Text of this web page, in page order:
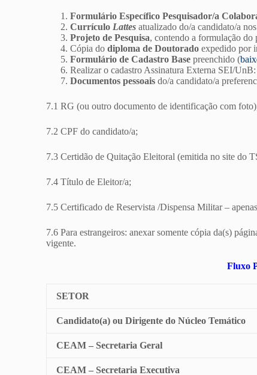
Formulário Específico Pesquisador/a
Currículo Lattes atualizado do/a candidato/a
Projeto de Pesquisa, contendo a formulação
Cópia dodiploma de Doutorado expedido por
Formulário de Cadastro Base preenchido (
Realizar o cadastro Assinatura Externa SEI/
Documentos pessoais do/a candidato/a
7.1 RG (ou outro documento de identificação com
7.2 CPF do candidato/a;
7.3 Certidão de Quitação Eleitoral (emitida no site do
7.4 Título de Eleitor/a;
7.5 Certificado de Reservista /Dispensa Militar –
7.6 Para estrangeiros: anexar somente cópia da(s)
vigente.
Fluxo
SETOR
Candidato(a) ou Dirigente do Núcleo Temático
CEAM – Secretaria Geral
CEAM – Secretaria Executiva